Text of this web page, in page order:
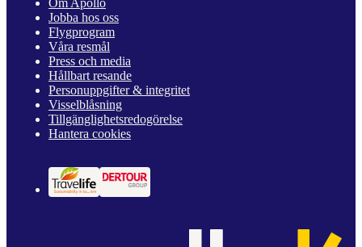
Om Apollo
Jobba hos oss
Flygprogram
Våra resmål
Press och media
Hållbart resande
Personuppgifter & integritet
Visselblåsning
Tillgänglighetsredogörelse
Hantera cookies